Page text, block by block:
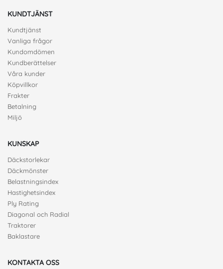
KUNDTJÄNST
Kundtjänst
Vanliga frågor
Kundomdömen
Kundberättelser
Våra kunder
Köpvillkor
Frakter
Betalning
Miljö
KUNSKAP
Däckstorlekar
Däckmönster
Belastningsindex
Hastighetsindex
Ply Rating
Diagonal och Radial
Traktorer
Baklastare
KONTAKTA OSS